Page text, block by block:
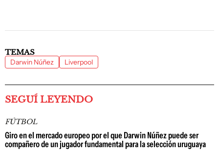
TEMAS
Darwin Núñez Liverpool
SEGUÍ LEYENDO
FÚTBOL
Giro en el mercado europeo por el que Darwin Núñez puede ser
compañero de un jugador fundamental para la selección uruguaya